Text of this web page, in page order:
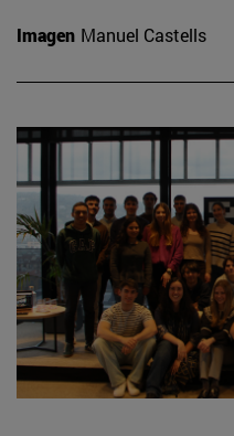
Imagen Manuel Castells